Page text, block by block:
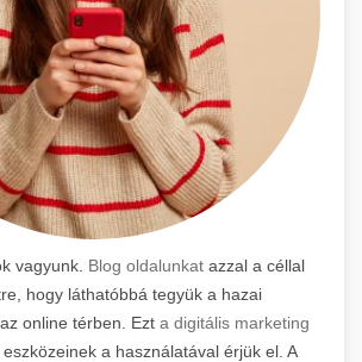
vagyunk. Blog oldalunkatazzal a céllal
hogy láthatóbbá tegyük a hazai
online térben. Ezt a digitális marketing
a használatával érjük el. A